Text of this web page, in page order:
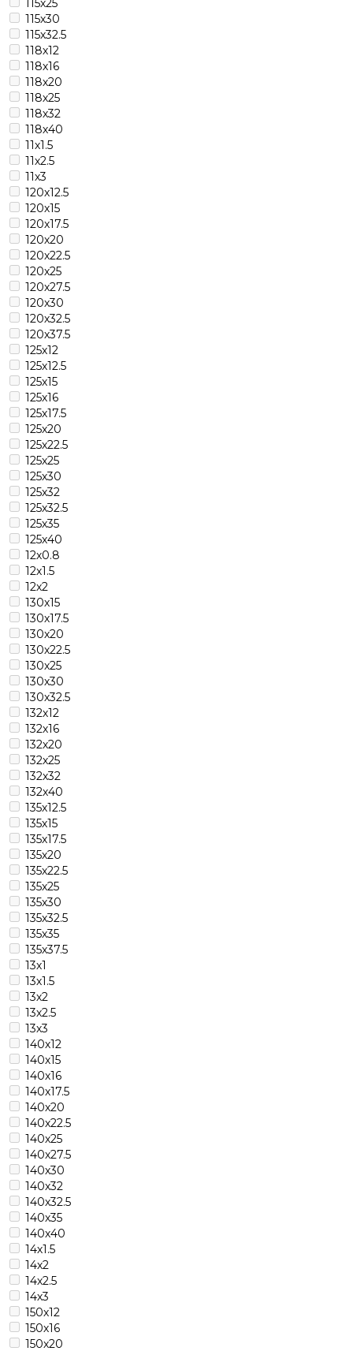
115х30
115х32.5
118х12
118х16
118х20
118х25
118х32
118х40
11х1.5
11х2.5
11х3
120х12.5
120х15
120х17.5
120х20
120х22.5
120х25
120х27.5
120х30
120х32.5
120х37.5
125х12
125х12.5
125х15
125х16
125х17.5
125х20
125х22.5
125х25
125х30
125х32
125х32.5
125х35
125х40
12х0.8
12х1.5
12х2
130х15
130х17.5
130х20
130х22.5
130х25
130х30
130х32.5
132х12
132х16
132х20
132х25
132х32
132х40
135х12.5
135х15
135х17.5
135х20
135х22.5
135х25
135х30
135х32.5
135х35
135х37.5
13х1
13х1.5
13х2
13х2.5
13х3
140х12
140х15
140х16
140х17.5
140х20
140х22.5
140х25
140х27.5
140х30
140х32
140х32.5
140х35
140х40
14х1.5
14х2
14х2.5
14х3
150х12
150х16
150х20